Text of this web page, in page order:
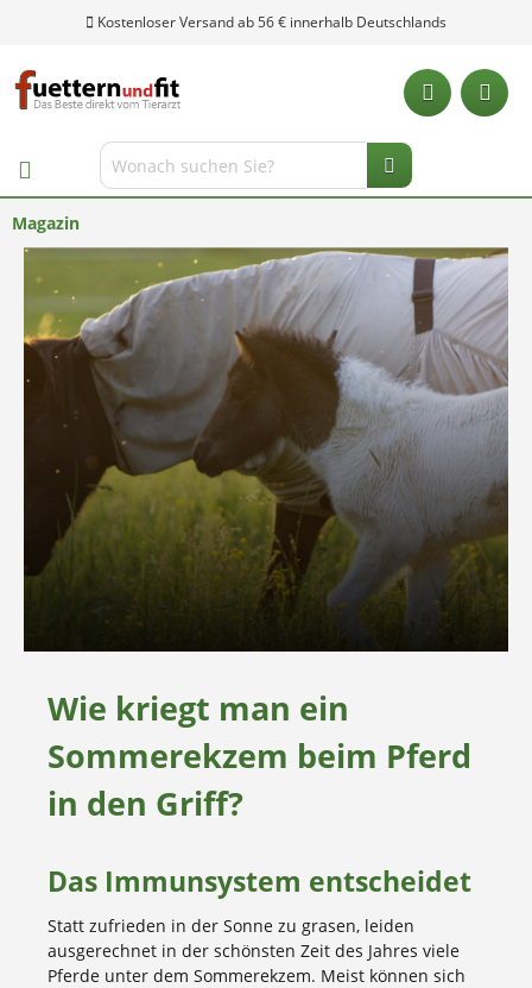
Kostenloser Versand ab 56 € innerhalb Deutschlands
Magazin
Wie kriegt man ein
Sommerekzem beim Pferd
in den Griff?
Das Immunsystem entscheidet
Statt zufrieden in der Sonne zu grasen, leiden
ausgerechnet in der schönsten Zeit des Jahres viele
Pferde unter dem Sommerekzem. Meist können sich